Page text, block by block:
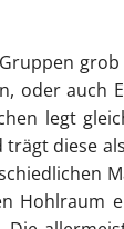
, oder auch
legt
diese
Hohlraum